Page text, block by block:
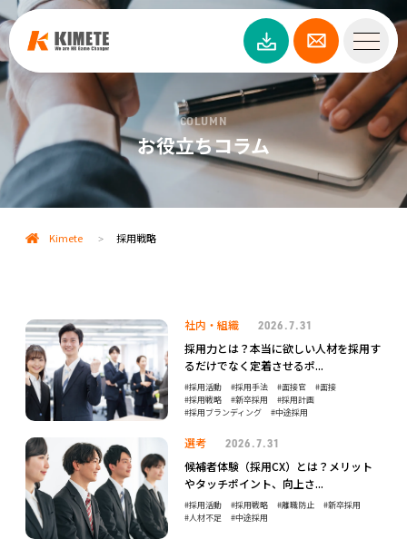
COLUMN
お役立ちコラム
Kimete > 採用戦略
社内・組織 2026.7.31
採用力とは？本当に欲しい人材を採用す
るだけでなく定着させるポ...
採用活動 採用手法 面接官
面接
採用戦略
新卒採用
採用計画
採用ブランディング
中途採用
選考 2026.7.31
候補者体験（採用CX）とは？メリット
やタッチポイント、向上さ...
採用活動 採用戦略 離職防止
新卒採用
人材不足
中途採用